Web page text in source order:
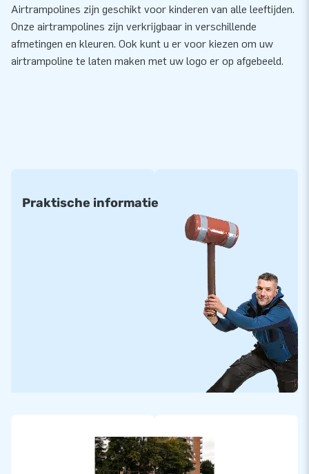
Airtrampolines zijn geschikt voor kinderen van alle leeftijden.
Onze airtrampolines zijn verkrijgbaar in verschillende
afmetingen en kleuren. Ook kunt u er voor kiezen om uw
airtrampoline te laten maken met uw logo er op afgebeeld.
Praktische informatie